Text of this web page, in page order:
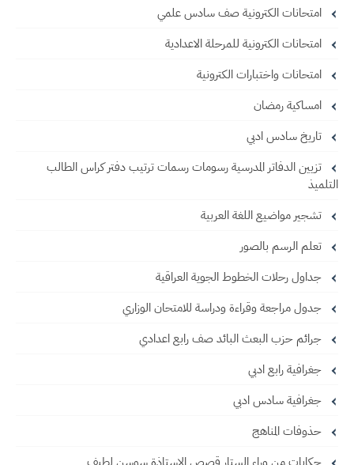
امتحانات الكترونية صف سادس علمي
امتحانات الكترونية للمرحلة الاعدادية
امتحانات واختبارات الكترونية
امساكية رمضان
تاريخ سادس ادبي
تزيين الدفاتر المدرسية رسومات رسمات ترتيب دفتر كراس الطالب
التلميذ
تشجير مواضيع اللغة العربية
تعلم الرسم بالصور
جداول رحلات الخطوط الجوية العراقية
جدول مراجعة وقراءة ودراسة للامتحان الوزاري
جرائم حزب البعث البائد صف رابع اعدادي
جغرافية رابع ادبي
جغرافية سادس ادبي
حذوفات المناهج